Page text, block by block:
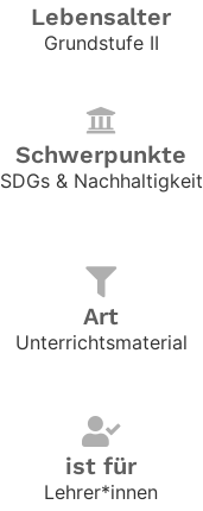
Lebensalter
Grundstufe II
Schwerpunkte
SDGs & Nachhaltigkeit
Art
Unterrichtsmaterial
ist für
Lehrer*innen